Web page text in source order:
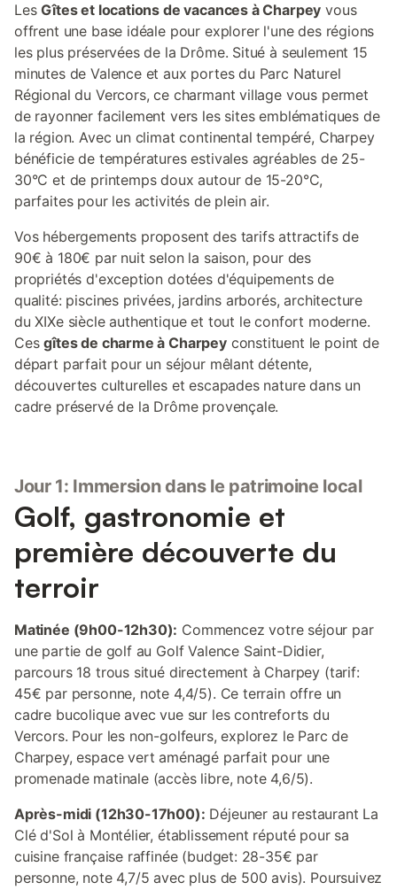
LesGîtes et locations de vacances à Charpey vous
offrent une base idéale pour explorer l'une des régions
les plus préservées de la Drôme. Situé à seulement 15
minutes de Valence et aux portes du Parc Naturel
Régional du Vercors, ce charmant village vous permet
de rayonner facilement vers les sites emblématiques de
la région. Avec un climat continental tempéré, Charpey
bénéficie de températures estivales agréables de 25-
30°C et de printemps doux autour de 15-20°C,
parfaites pour les activités de plein air.
Vos hébergements proposent des tarifs attractifs de
90€ à 180€ par nuit selon la saison, pour des
propriétés d'exception dotées d'équipements de
qualité: piscines privées, jardins arborés, architecture
du XIXe siècle authentique et tout le confort moderne.
Cesgîtes de charme à Charpeyconstituent le point de
départ parfait pour un séjour mêlant détente,
découvertes culturelles et escapades nature dans un
cadre préservé de la Drôme provençale.
Jour 1: Immersion dans le patrimoine local
Golf, gastronomie et
première découverte du
terroir
Matinée (9h00-12h30): Commencez votre séjour par
une partie de golf au Golf Valence Saint-Didier,
parcours 18 trous situé directement à Charpey (tarif:
45€ par personne, note 4,4/5). Ce terrain offre un
cadre bucolique avec vue sur les contreforts du
Vercors. Pour les non-golfeurs, explorez le Parc de
Charpey, espace vert aménagé parfait pour une
promenade matinale (accès libre, note 4,6/5).
Après-midi (12h30-17h00): Déjeuner au restaurant La
Clé d'Sol à Montélier, établissement réputé pour sa
cuisine française raffinée (budget: 28-35€ par
personne, note 4,7/5 avec plus de 500 avis). Poursuivez